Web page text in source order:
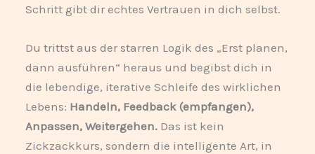
Schritt gibt dir echtes Vertrauen in dich selbst.
Du trittst aus der starren Logik des „Erst planen,
dann ausführen“ heraus und begibst dich in
die lebendige, iterative Schleife des wirklichen
Lebens: Handeln, Feedback (empfangen),
Anpassen, Weitergehen. Das ist kein
Zickzackkurs, sondern die intelligente Art, in